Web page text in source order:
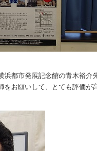
浜都市発展記念館の青木裕介
をお願いして、とても評価が